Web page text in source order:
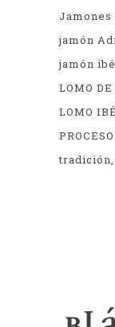
Jamones
jamón
jamón
LOMO
LOMO
tradición